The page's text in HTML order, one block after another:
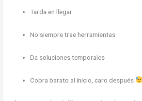
Tarda en llegar
No siempre trae herramientas
Da soluciones temporales
Cobra barato al inicio, caro después